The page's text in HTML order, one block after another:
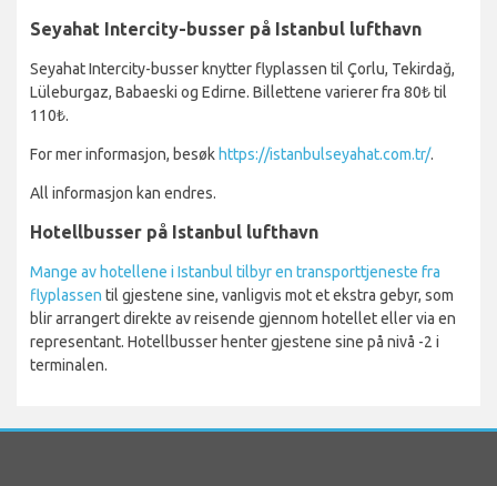
Seyahat Intercity-busser på Istanbul lufthavn
Seyahat Intercity-busser knytter flyplassen til Çorlu, Tekirdağ,
Lüleburgaz, Babaeski og Edirne. Billettene varierer fra 80₺ til
110₺.
For mer informasjon, besøk https://istanbulseyahat.com.tr/.
All informasjon kan endres.
Hotellbusser på Istanbul lufthavn
Mange av hotellene i Istanbul tilbyr en transporttjeneste fra
flyplassen til gjestene sine, vanligvis mot et ekstra gebyr, som
blir arrangert direkte av reisende gjennom hotellet eller via en
representant. Hotellbusser henter gjestene sine på nivå -2 i
terminalen.